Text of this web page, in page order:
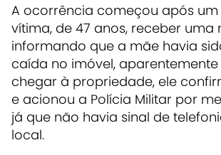
A ocorrência começou após um
vítima, de 47 anos, receber uma
informando que a mãe havia
caída no imóvel, aparentemente
chegar à propriedade, ele
e acionou a Polícia Militar por
já que não havia sinal de
local.